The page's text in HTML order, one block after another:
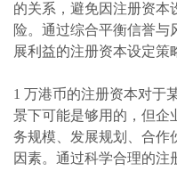
的关系，避免因注册资本
险。通过综合平衡信誉与
展利益的注册资本设定策
1 万港币的注册资本对于
景下可能是够用的，但企
务规模、发展规划、合作
因素。通过科学合理的注